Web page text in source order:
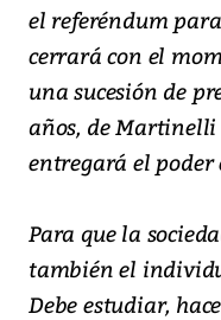
el referéndum
cerrará con el
una sucesión de
años, de
entregará el poder
Para que la
también el
Debe estudiar,